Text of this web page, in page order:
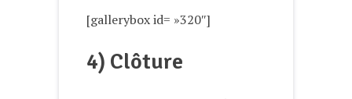
[gallerybox id= »320″]
4) Clôture